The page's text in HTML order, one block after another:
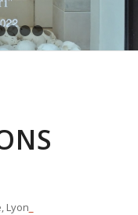
4 5 6 7 8 9
Lyon